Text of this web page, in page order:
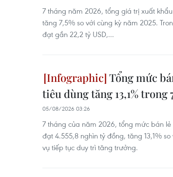
7 tháng năm 2026, tổng giá trị xuất
tăng 7,5% so với cùng kỳ năm 2025.
đạt gần 22,2 tỷ USD,...
Tổng mức
tiêu dùng tăng 13,1% trong
05/08/2026 03:26
7 tháng của năm 2026, tổng mức bán
đạt 4.555,8 nghìn tỷ đồng, tăng 13,1%
vụ tiếp tục duy trì tăng trưởng.